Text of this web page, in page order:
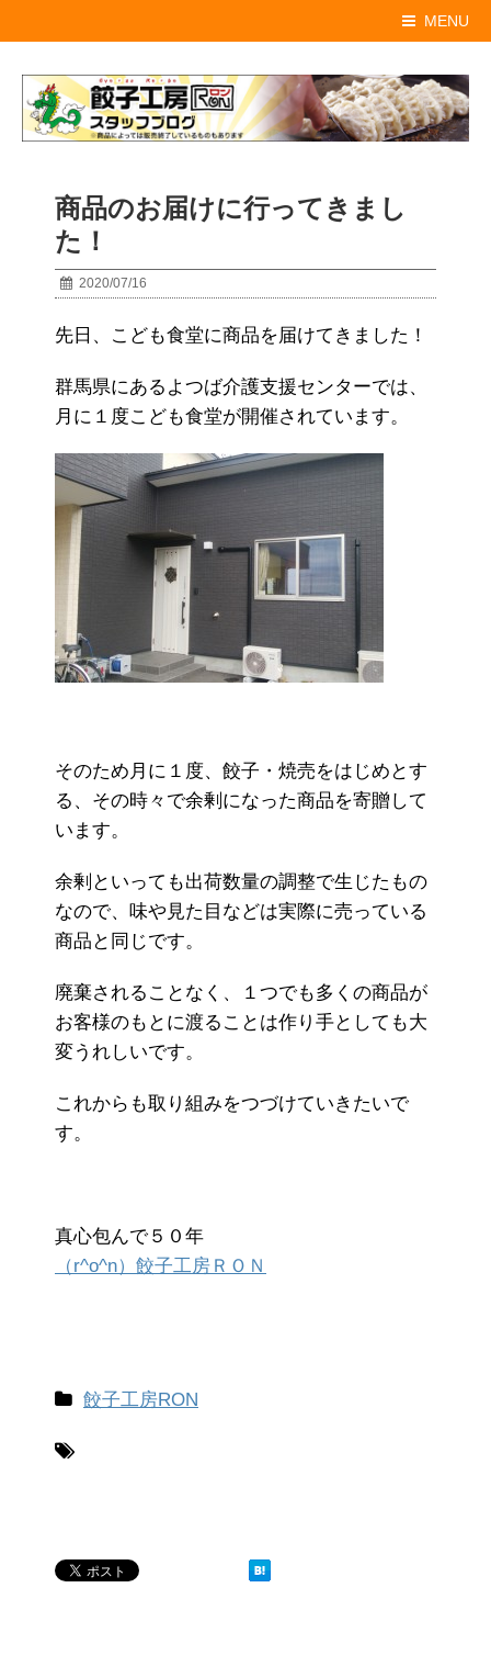
MENU
商品のお届けに行ってきまし
た！
2020/07/16
先日、こども食堂に商品を届けてきました！
群馬県にあるよつば介護支援センターでは、
月に１度こども食堂が開催されています。
そのため月に１度、餃子・焼売をはじめとす
る、その時々で余剰になった商品を寄贈して
います。
余剰といっても出荷数量の調整で生じたもの
なので、味や見た目などは実際に売っている
商品と同じです。
廃棄されることなく、１つでも多くの商品が
お客様のもとに渡ることは作り手としても大
変うれしいです。
これからも取り組みをつづけていきたいで
す。
真心包んで５０年
（r^o^n）餃子工房ＲＯ Ｎ
餃子工房RON